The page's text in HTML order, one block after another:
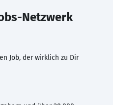
Netzwerk
Job, der wirklich zu Dir